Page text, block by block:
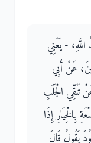
- يَعْنِي
عَنْ أَبِي
تَلَقِّي الْجَلَبِ
بِالْخِيَارِ إِذَا
يَقُولُ قَالَ